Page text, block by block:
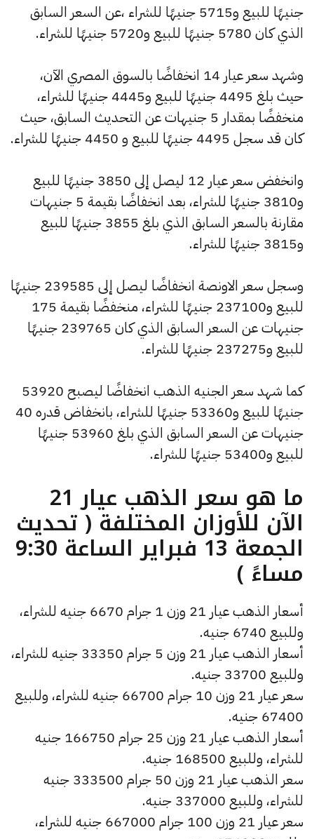
جنيهًا للبيع و5715 جنيهًا للشراء ،عن السعر السابق
الذي كان 5780 جنيهًا للبيع و5720 جنيهًا للشراء.
وشهد سعر عيار 14 انخفاضًا بالسوق المصري الآن،
حيث بلغ 4495 جنيهًا للبيع و4445 جنيهًا للشراء،
منخفضًا بمقدار 5 جنيهات عن التحديث السابق، حيث
كان قد سجل 4495 جنيهًا للبيع و 4450 جنيهًا للشراء.
وانخفض سعر عيار 12 ليصل إلى 3850 جنيهًا للبيع
و3810 جنيهًا للشراء، بعد انخفاضًا بقيمة 5 جنيهات
مقارنة بالسعر السابق الذي بلغ 3855 جنيهًا للبيع
و3815 جنيهًا للشراء.
وسجل سعر الاونصة انخفاضًا ليصل إلى 239585 جنيهًا
للبيع و237100 جنيهًا للشراء، منخفضًا بقيمة 175
جنيهات عن السعر السابق الذي كان 239765 جنيهًا
للبيع و237275 جنيهًا للشراء.
كما شهد سعر الجنيه الذهب انخفاضًا ليصبح 53920
جنيهًا للبيع و53360 جنيهًا للشراء، بانخفاض قدره 40
جنيهات عن السعر السابق الذي بلغ 53960 جنيهًا
للبيع و53400 جنيهًا للشراء.
ما هو سعر الذهب عيار 21
الآن للأوزان المختلفة ( تحديث
الجمعة 13 فبراير الساعة 9:30
مساءً )
أسعار الذهب عيار 21 وزن 1 جرام 6670 جنيه للشراء،
وللبيع 6740 جنيه.
أسعار الذهب عيار 21 وزن 5 جرام 33350 جنيه للشراء،
وللبيع 33700 جنيه.
سعر عيار 21 وزن 10 جرام 66700 جنيه للشراء، وللبيع
67400 جنيه.
أسعار الذهب عيار 21 وزن 25 جرام 166750 جنيه
للشراء، وللبيع 168500 جنيه.
سعر الذهب عيار 21 وزن 50 جرام 333500 جنيه
للشراء، وللبيع 337000 جنيه.
سعر عيار 21 وزن 100 جرام 667000 جنيه للشراء،